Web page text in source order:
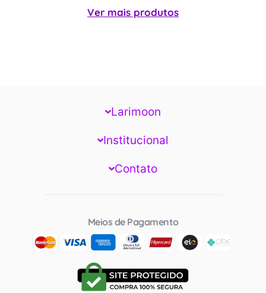
Ver mais produtos
Larimoon
Institucional
Contato
Meios de Pagamento